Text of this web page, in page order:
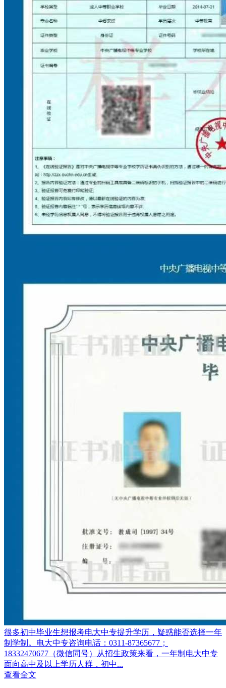
很多初中毕业生想报考电大中专提升学历，疑惑能否选择一年
制学制。电大中专咨询电话：0311-87365677；
18332470677（微信同号）从招生政策来看，一年制电大中专
面向高中及以上学历人群，初中...
查看全文